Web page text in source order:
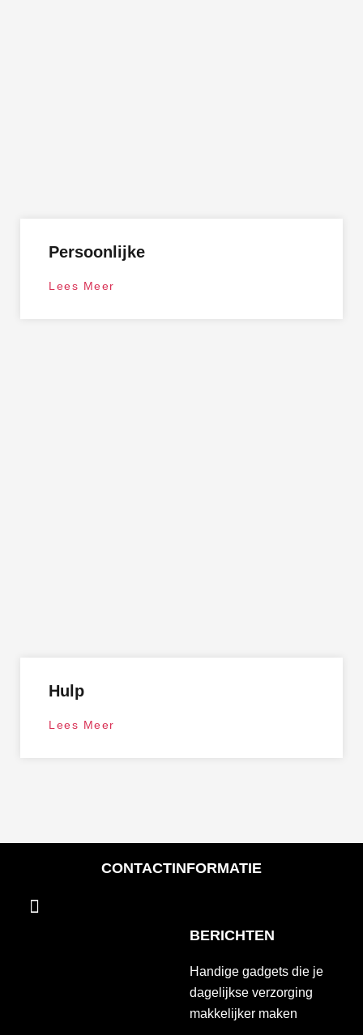
Persoonlijke
Lees Meer
Hulp
Lees Meer
CONTACTINFORMATIE
Menu
BERICHTEN
Handige gadgets die je
dagelijkse verzorging
makkelijker maken